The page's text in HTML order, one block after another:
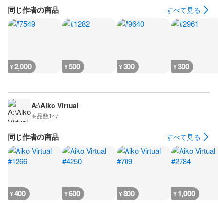
同じ作者の商品 すべて見る
¥2,000 ¥500 ¥300 ¥300
A:\Aiko Virtual
商品数147
同じ作者の商品 すべて見る
¥400 ¥600 ¥800 ¥1,000